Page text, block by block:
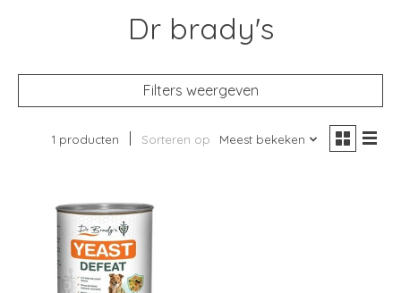
Dr brady's
Filters weergeven
1 producten Sorteren op Meest bekeken